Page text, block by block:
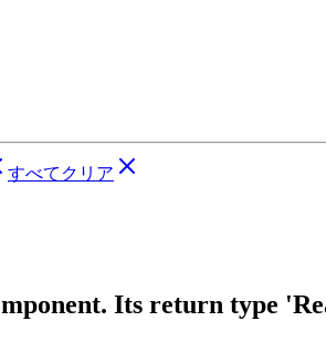
すべてクリア
Its return type